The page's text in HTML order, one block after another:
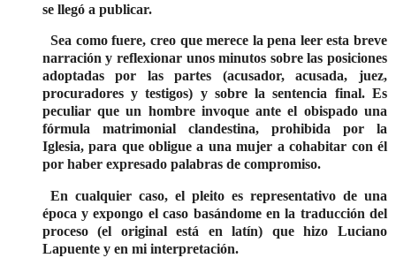
se llegó a publicar.
Sea como fuere, creo que merece la pena leer esta breve
narración y reflexionar unos minutos sobre las posiciones
adoptadas por las partes (acusador, acusada, juez,
procuradores y testigos) y sobre la sentencia final. Es
peculiar que un hombre invoque ante el obispado una
fórmula matrimonial clandestina, prohibida por la
Iglesia, para que obligue a una mujer a cohabitar con él
por haber expresado palabras de compromiso.
En cualquier caso, el pleito es representativo de una
época y expongo el caso basándome en la traducción del
proceso (el original está en latín) que hizo Luciano
Lapuente y en mi interpretación.